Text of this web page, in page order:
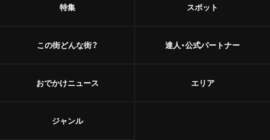
特集
この街どんな街？
おでかけニュース
スポット
達人・公式パートナー
エリア
ジャンル